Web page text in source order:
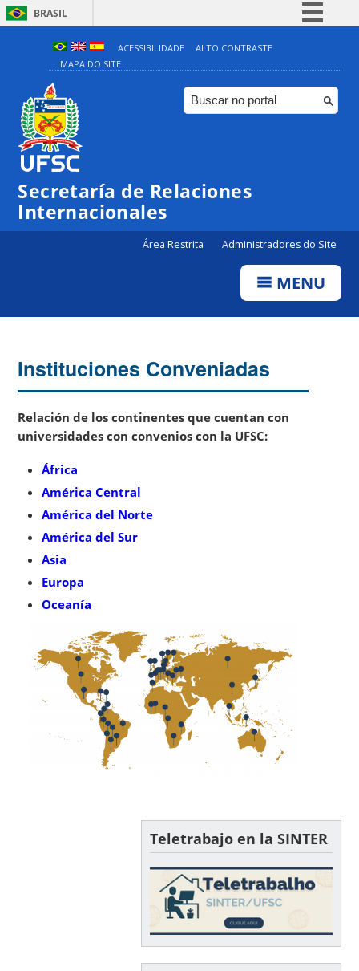
BRASIL
Simplifique!
Comunica BR
Participe
ACESSIBILIDADE
ALTO CONTRASTE
MAPA DO SITE
Secretaría de Relaciones
Internacionales
Área Restrita Administradores do Site
MENU
Instituciones Conveniadas
Relación de los continentes que cuentan con
universidades con convenios con la UFSC:
África
América Central
América del Norte
América del Sur
Asia
Europa
Oceanía
Teletrabajo en la SINTER